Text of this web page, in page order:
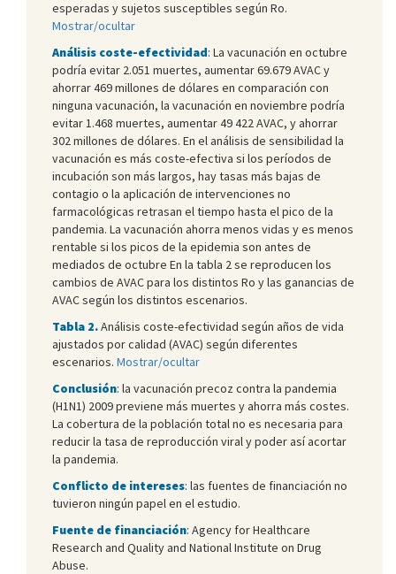
esperadas y sujetos susceptibles según Ro.
Mostrar/ocultar
Análisis coste-efectividad: La vacunación en octubre
podría evitar 2.051 muertes, aumentar 69.679 AVAC y
ahorrar 469 millones de dólares en comparación con
ninguna vacunación, la vacunación en noviembre podría
evitar 1.468 muertes, aumentar 49 422 AVAC, y ahorrar
302 millones de dólares. En el análisis de sensibilidad la
vacunación es más coste-efectiva si los períodos de
incubación son más largos, hay tasas más bajas de
contagio o la aplicación de intervenciones no
farmacológicas retrasan el tiempo hasta el pico de la
pandemia. La vacunación ahorra menos vidas y es menos
rentable si los picos de la epidemia son antes de
mediados de octubre En la tabla 2 se reproducen los
cambios de AVAC para los distintos Ro y las ganancias de
AVAC según los distintos escenarios.
Tabla 2.Análisis coste-efectividad según años de vida
ajustados por calidad (AVAC) según diferentes
escenarios. Mostrar/ocultar
Conclusión: la vacunación precoz contra la pandemia
(H1N1) 2009 previene más muertes y ahorra más costes.
La cobertura de la población total no es necesaria para
reducir la tasa de reproducción viral y poder así acortar
la pandemia.
Conflicto de intereses: las fuentes de financiación no
tuvieron ningún papel en el estudio.
Fuente de financiación: Agency for Healthcare
Research and Quality and National Institute on Drug
Abuse.